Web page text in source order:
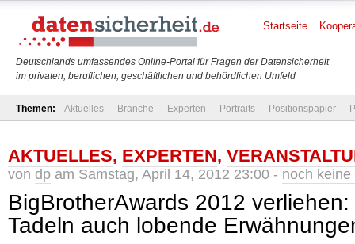
Deutschlands umfassendes Online-Portal für Fragen der Datensicherheit
im privaten, beruflichen, geschäftlichen und behördlichen Umfeld
Startseite
Themen: Aktuelles Branche Experten Portraits Positionspapier
AKTUELLES, EXPERTEN,
von dp am Samstag, April 14, 2012 23:00 - noch
BigBrotherAwards 2012
Tadeln auch lobende